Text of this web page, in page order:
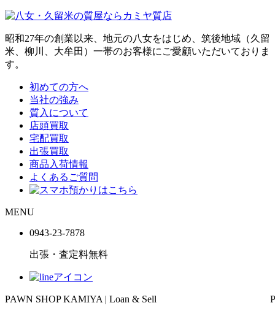
昭和27年の創業以来、地元の八女をはじめ、筑後地域（久留
米、柳川、大牟田）一帯のお客様にご愛顧いただいておりま
す。
初めての方へ
当社の強み
質入について
店頭買取
宅配買取
出張買取
商品入荷情報
よくあるご質問
MENU
0943-23-7878
出張・査定料無料
PAWN SHOP KAMIYA | Loan & Sell